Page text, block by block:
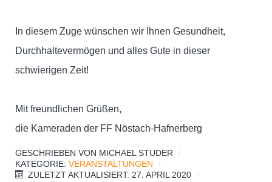
In diesem Zuge wünschen wir Ihnen Gesundheit,
Durchhaltevermögen und alles Gute in dieser
schwierigen Zeit!
Mit freundlichen Grüßen,
die Kameraden der FF Nöstach-Hafnerberg
GESCHRIEBEN VON MICHAEL STUDER
KATEGORIE: VERANSTALTUNGEN
ZULETZT AKTUALISIERT: 27. APRIL 2020